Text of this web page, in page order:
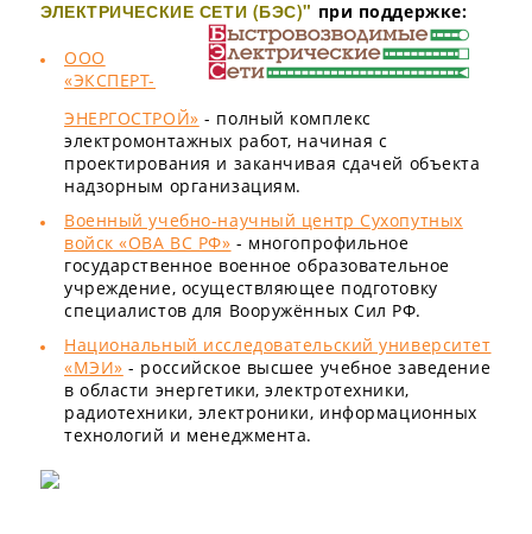
ЭЛЕКТРИЧЕСКИЕ СЕТИ (БЭС)" при поддержке:
ООО
«ЭКСПЕРТ-
ЭНЕРГОСТРОЙ» - полный комплекс
электромонтажных работ, начиная с
проектирования и заканчивая сдачей объекта
надзорным организациям.
Военный учебно-научный центр Сухопутных
войск «ОВА ВС РФ» - многопрофильное
государственное военное образовательное
учреждение, осуществляющее подготовку
специалистов для Вооружённых Сил РФ.
Национальный исследовательский университет
«МЭИ» - российское высшее учебное заведение
в области энергетики, электротехники,
радиотехники, электроники, информационных
технологий и менеджмента.